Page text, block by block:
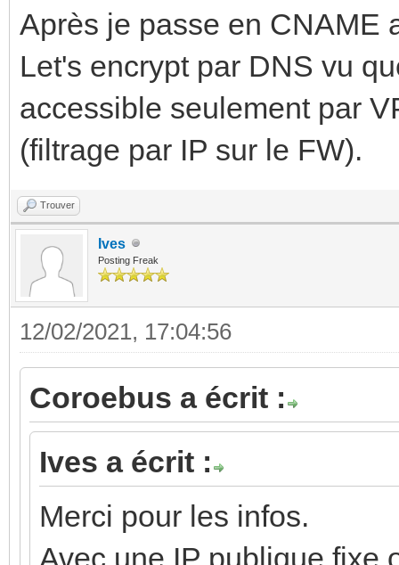
Après je passe en CNAME
Let's encrypt par DNS vu
accessible seulement par
(filtrage par IP sur le FW).
Trouver
Ives
Posting Freak
12/02/2021, 17:04:56
Coroebus a écrit :
Ives a écrit :
Merci pour les infos.
Avec une IP publique fixe